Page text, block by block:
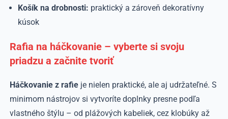
Košík na drobnosti: praktický a zároveň dekoratívny
kúsok
Rafia na háčkovanie – vyberte si svoju
priadzu a začnite tvoriť
Háčkovanie z rafie je nielen praktické, ale aj udržateľné. S
minimom nástrojov si vytvoríte doplnky presne podľa
vlastného štýlu – od plážových kabeliek, cez klobúky až